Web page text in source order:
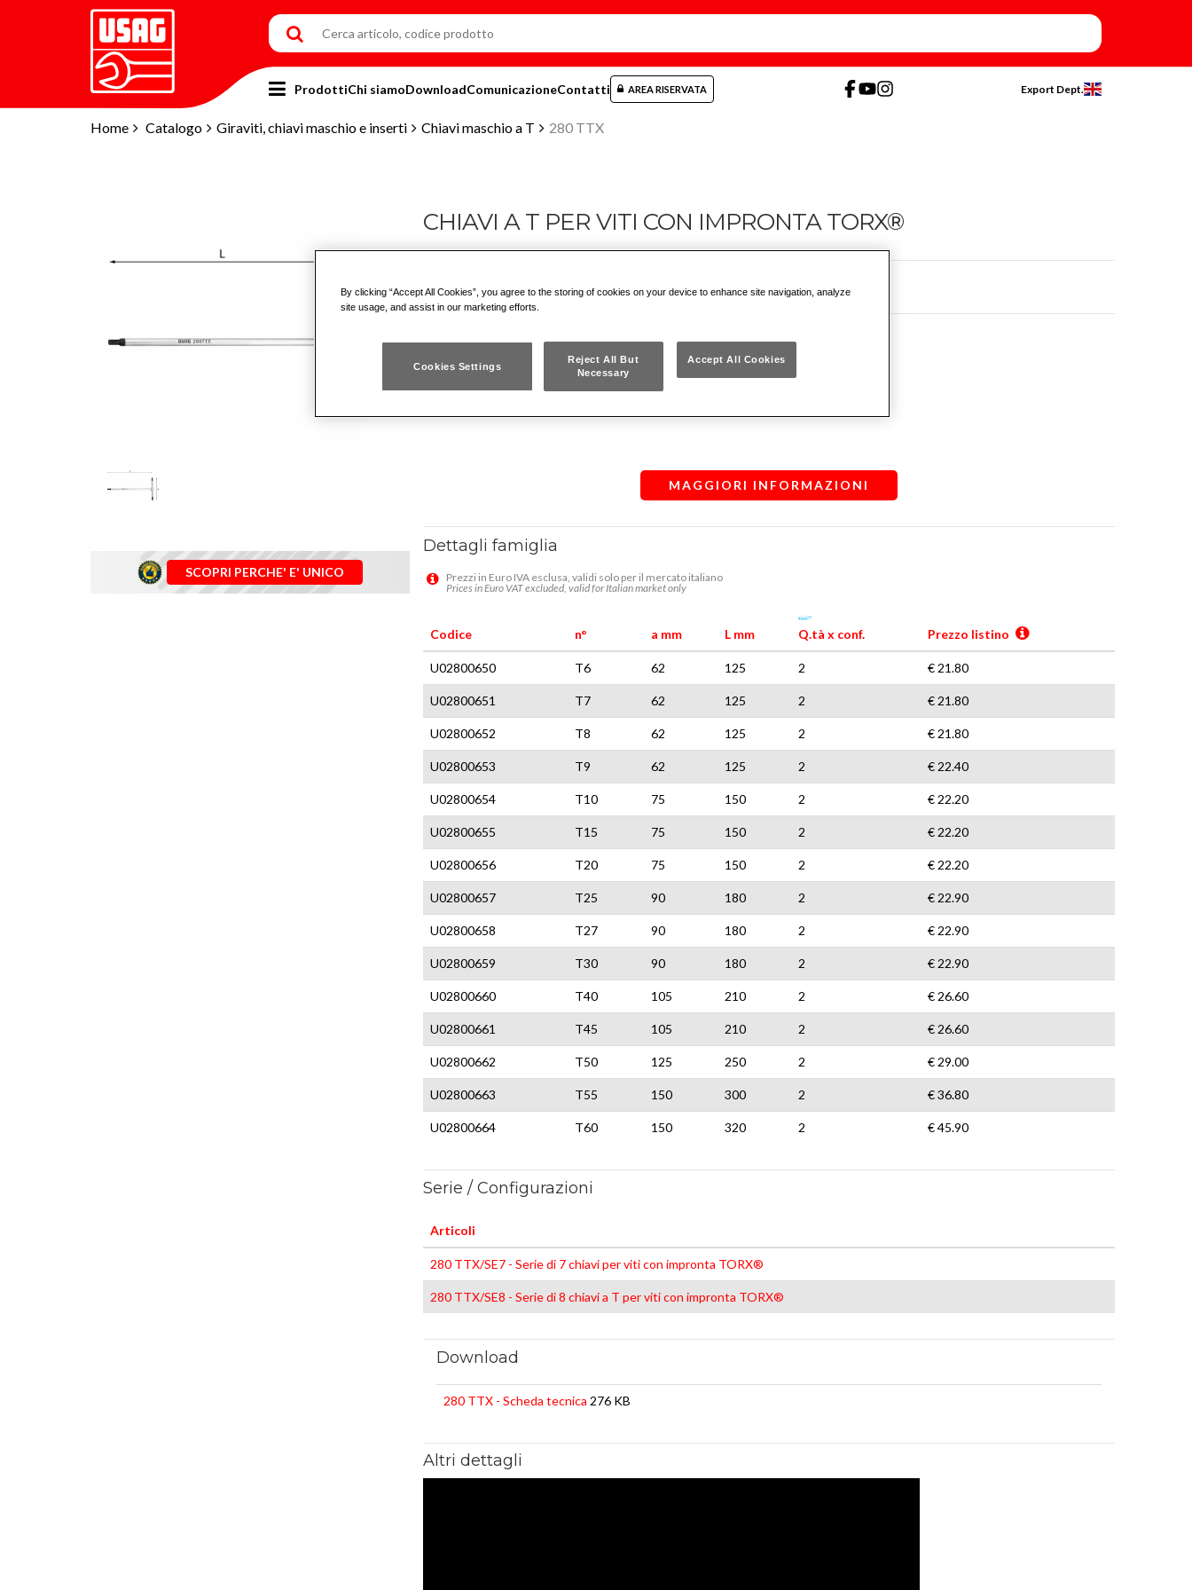
Home Catalogo Giraviti, chiavi maschio e inserti Chiavi maschio a T 280 TTX
ProdottiChi siamoDownloadComunicazioneContatti AREA RISERVATA Export Dept.
SCOPRI PERCHE' E' UNICO
CHIAVI A T PER VITI CON IMPRONTA TORX®
280 TTX
Acciaio speciale altamente legato al Cromo Vanadio
Esecuzione cromata con estremità brunite
MAGGIORI INFORMAZIONI
Dettagli famiglia
Prezzi in Euro IVA esclusa, validi solo per il mercato italiano
Prices in Euro VAT excluded, valid for Italian market only
Codice n° a mm L mm Q.tà x conf. Prezzo listino
U02800650 T6 62 125 2 € 21.80
U02800651 T7 62 125 2 € 21.80
U02800652 T8 62 125 2 € 21.80
U02800653 T9 62 125 2 € 22.40
U02800654 T10 75 150 2 € 22.20
U02800655 T15 75 150 2 € 22.20
U02800656 T20 75 150 2 € 22.20
U02800657 T25 90 180 2 € 22.90
U02800658 T27 90 180 2 € 22.90
U02800659 T30 90 180 2 € 22.90
U02800660 T40 105 210 2 € 26.60
U02800661 T45 105 210 2 € 26.60
U02800662 T50 125 250 2 € 29.00
U02800663 T55 150 300 2 € 36.80
U02800664 T60 150 320 2 € 45.90
Serie / Configurazioni
Articoli
280 TTX/SE7 - Serie di 7 chiavi per viti con impronta TORX®
280 TTX/SE8 - Serie di 8 chiavi a T per viti con impronta TORX®
Download
280 TTX - Scheda tecnica 276 KB
Altri dettagli
By clicking “Accept All Cookies”, you agree to the storing of cookies on your device to enhance site navigation, analyze
site usage, and assist in our marketing efforts.
Cookies Settings
Reject All But
Necessary
Accept All Cookies